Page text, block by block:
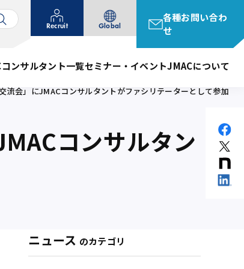
Recruit Global
各種お問い合わ
せ
ンサルタント一覧セミナー・イベントJMACについて
流会」にJMACコンサルタントがファシリテーターとして参加
コンサルタン
ニュース のカテゴリ